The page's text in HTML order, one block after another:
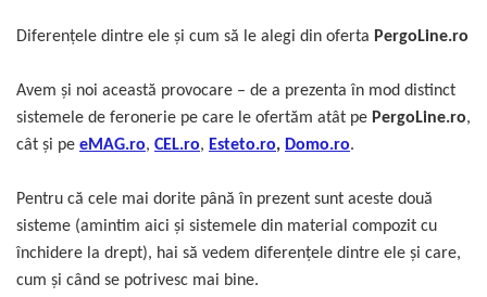
Diferențele dintre ele și cum să le alegi din oferta PergoLine.ro
Avem și noi această provocare – de a prezenta în mod distinct
sistemele de feronerie pe care le ofertăm atât pe PergoLine.ro,
cât și pe eMAG.ro, CEL.ro, Esteto.ro, Domo.ro.
Pentru că cele mai dorite până în prezent sunt aceste două
sisteme (amintim aici și sistemele din material compozit cu
închidere la drept), hai să vedem diferențele dintre ele și care,
cum și când se potrivesc mai bine.